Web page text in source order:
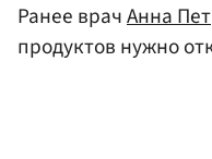
Ранее врачАнна
продуктов нужно